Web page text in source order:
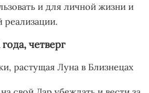
и для личной жизни и
реализации.
четверг
растущая Луна в Близнецах